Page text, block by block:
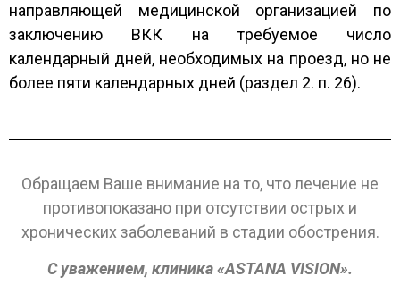
направляющей медицинской организацией по
заключению ВКК на требуемое число
календарный дней, необходимых на проезд, но не
более пяти календарных дней (раздел 2. п. 26).
Обращаем Ваше внимание на то, что лечение не
противопоказано при отсутствии острых и
хронических заболеваний в стадии обострения.
С уважением, клиника«ASTANA VISION».